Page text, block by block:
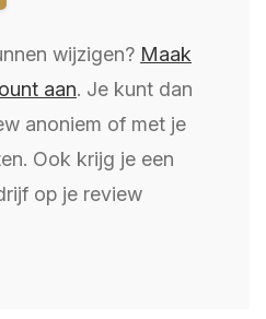
wijzigen? Maak
aan. Je kunt dan
anoniem of met je
Ook krijg je een
op je review